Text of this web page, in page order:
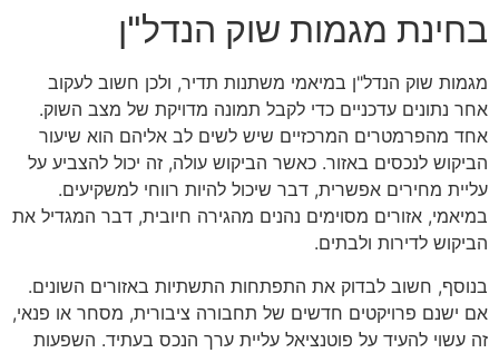
בחינת מגמות שוק הנדל"ן
מגמות שוק הנדל"ן במיאמי משתנות תדיר, ולכן חשוב לעקוב
אחר נתונים עדכניים כדי לקבל תמונה מדויקת של מצב השוק.
אחד מהפרמטרים המרכזיים שיש לשים לב אליהם הוא שיעור
הביקוש לנכסים באזור. כאשר הביקוש עולה, זה יכול להצביע על
עליית מחירים אפשרית, דבר שיכול להיות רווחי למשקיעים.
במיאמי, אזורים מסוימים נהנים מהגירה חיובית, דבר המגדיל את
הביקוש לדירות ולבתים.
בנוסף, חשוב לבדוק את התפתחות התשתיות באזורים השונים.
אם ישנם פרויקטים חדשים של תחבורה ציבורית, מסחר או פנאי,
זה עשוי להעיד על פוטנציאל עליית ערך הנכס בעתיד. השפעות